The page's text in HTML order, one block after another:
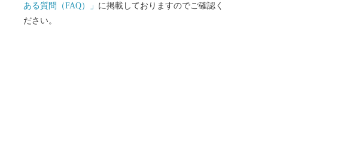
ある質問（FAQ）」 に掲載しておりますのでご確認く
ださい。